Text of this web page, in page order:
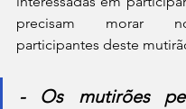
precisam morar
participantes deste
- Os mutirões